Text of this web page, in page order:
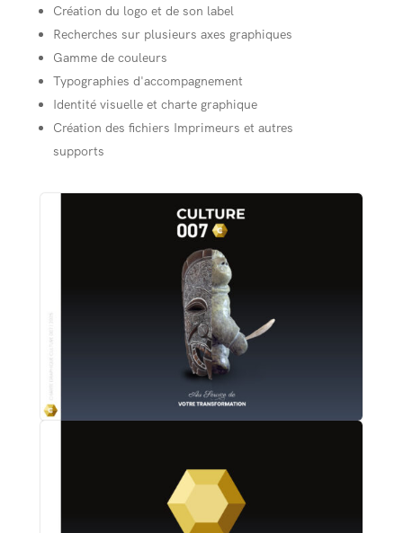
Création du logo et de son label
Recherches sur plusieurs axes graphiques
Gamme de couleurs
Typographies d'accompagnement
Identité visuelle et charte graphique
Création des fichiers Imprimeurs et autres
supports